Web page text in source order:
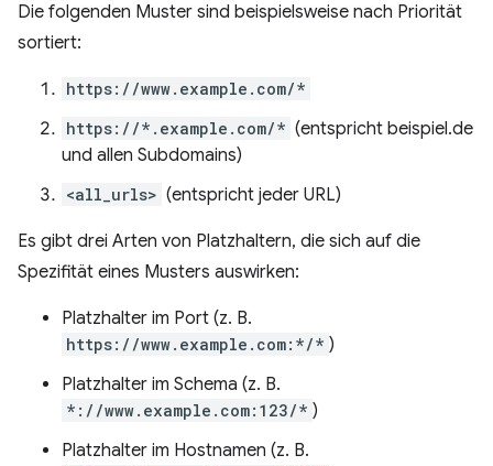
Die folgenden Muster sind beispielsweise nach Priorität
sortiert:
https://www.example.com/*
https://*.example.com/* (entspricht beispiel.de
und allen Subdomains)
<all_urls> (entspricht jeder URL)
Es gibt drei Arten von Platzhaltern, die sich auf die
Spezifität eines Musters auswirken:
Platzhalter im Port (z. B.
https://www.example.com:*/* )
Platzhalter im Schema (z. B.
*://www.example.com:123/* )
Platzhalter im Hostnamen (z. B.